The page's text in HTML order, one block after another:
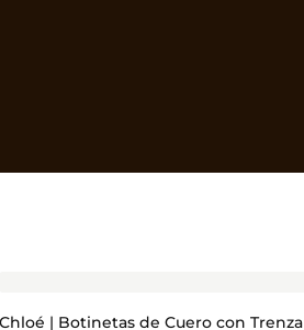
Chloé | Botinetas de Cuero con Trenza